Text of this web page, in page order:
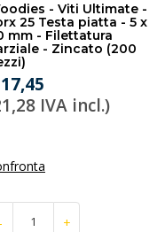
- Viti Ultimate -
25 Testa piatta - 5 x
mm - Filettatura
- Zincato (200
IVA incl.)
- +